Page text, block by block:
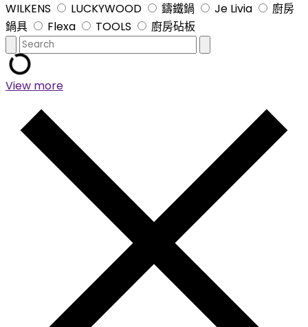
WILKENS
LUCKYWOOD 鑄鐵鍋 Je Livia
廚房
鍋具
Flexa TOOLS 廚房砧板
View more